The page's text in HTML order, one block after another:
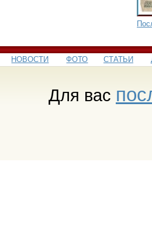
НОВОСТИ ФОТО СТАТЬИ
Для вас